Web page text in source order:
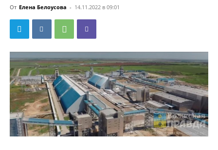
От Елена Белоусова - 14.11.2022 в 09:01